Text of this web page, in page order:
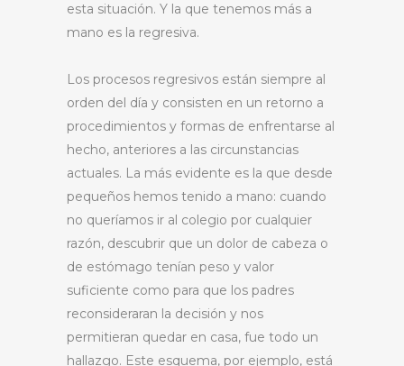
esta situación. Y la que tenemos más a
mano es la regresiva.
Los procesos regresivos están siempre al
orden del día y consisten en un retorno a
procedimientos y formas de enfrentarse al
hecho, anteriores a las circunstancias
actuales. La más evidente es la que desde
pequeños hemos tenido a mano: cuando
no queríamos ir al colegio por cualquier
razón, descubrir que un dolor de cabeza o
de estómago tenían peso y valor
suficiente como para que los padres
reconsideraran la decisión y nos
permitieran quedar en casa, fue todo un
hallazgo. Este esquema, por ejemplo, está